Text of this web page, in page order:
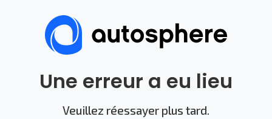
Une erreur a eu lieu
Veuillez réessayer plus tard.